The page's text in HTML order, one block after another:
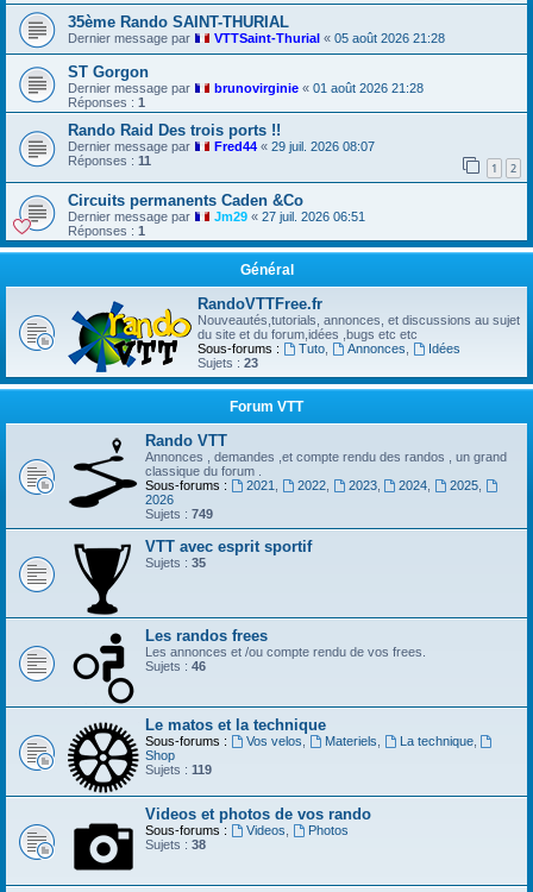
35ème Rando SAINT-THURIAL
Dernier message par VTTSaint-Thurial « 05 août 2026 21:28
ST Gorgon
Dernier message par brunovirginie « 01 août 2026 21:28
Réponses : 1
Rando Raid Des trois ports !!
Dernier message par Fred44 « 29 juil. 2026 08:07
Réponses : 11 1 2
Circuits permanents Caden &Co
Dernier message par Jm29 « 27 juil. 2026 06:51
Réponses : 1
Général
RandoVTTFree.fr
Nouveautés,tutorials, annonces, et discussions au sujet
du site et du forum,idées ,bugs etc etc
Sous-forums :
Tuto, Annonces
Idées
Sujets : 23
Forum VTT
Rando VTT
Annonces , demandes ,et compte rendu des randos , un grand
classique du forum .
Sous-forums :
2021 2022, 2023, 2024 2025
2026
Sujets : 749
VTT avec esprit sportif
Sujets : 35
Les randos frees
Les annonces et /ou compte rendu de vos frees.
Sujets : 46
Le matos et la technique
Sous-forums : Vos velos Materiels La technique,
Shop
Sujets : 119
Videos et photos de vos rando
Sous-forums : Videos
Photos
Sujets : 38